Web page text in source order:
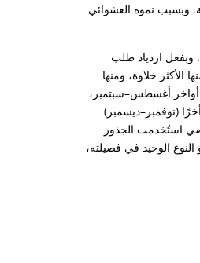
وبسبب نموه العشوائي
وبفعل ازدياد طلب
حلاوة، ومنها
أواخر أغسطس–سبتمبر،
(نوفمبر–ديسمبر)
استُخدمت الجذور
الوحيد في فصيلته،